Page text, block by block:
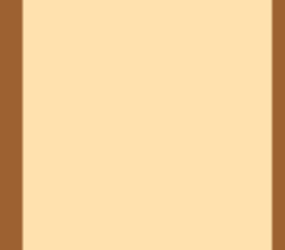
énergétiques.
dans les règles de l'art